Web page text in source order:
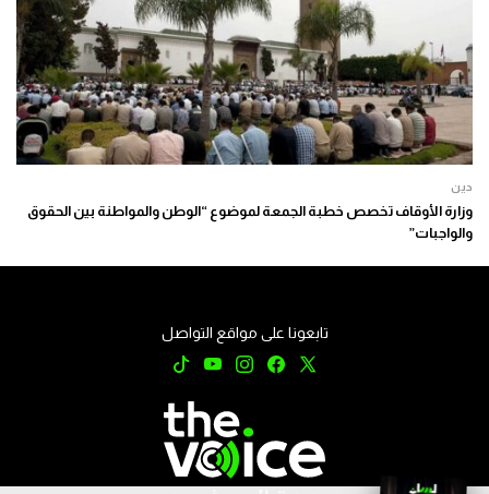
دين
وزارة الأوقاف تخصص خطبة الجمعة لموضوع “الوطن والمواطنة بين الحقوق
والواجبات”
تابعونا على مواقع التواصل